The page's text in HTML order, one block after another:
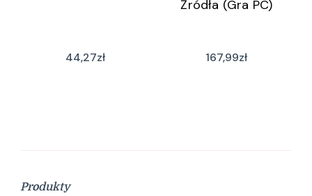
44,27zł
Źródła (Gra PC)
167,99zł
Produkty